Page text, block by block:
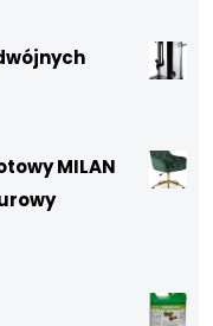
MILAN